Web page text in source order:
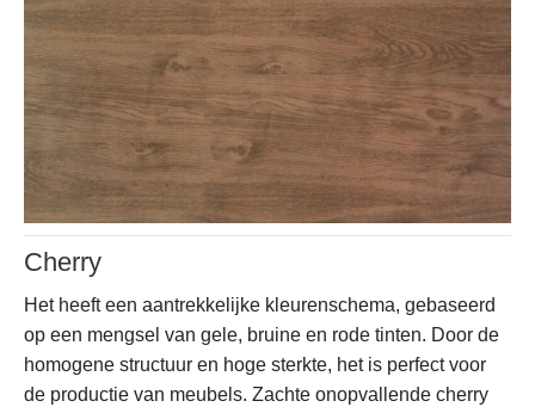
Cherry
Het heeft een aantrekkelijke kleurenschema, gebaseerd
op een mengsel van gele, bruine en rode tinten. Door de
homogene structuur en hoge sterkte, het is perfect voor
de productie van meubels. Zachte onopvallende cherry